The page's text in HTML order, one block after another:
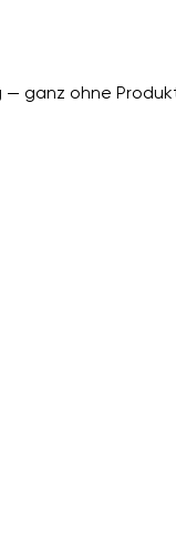
ganz ohne